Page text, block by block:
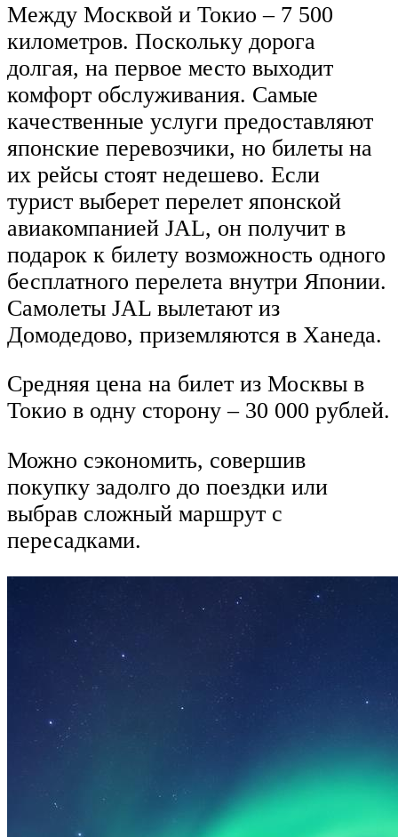
Между Москвой и Токио – 7 500
километров. Поскольку дорога
долгая, на первое место выходит
комфорт обслуживания. Самые
качественные услуги предоставляют
японские перевозчики, но билеты на
их рейсы стоят недешево. Если
турист выберет перелет японской
авиакомпанией JAL, он получит в
подарок к билету возможность одного
бесплатного перелета внутри Японии.
Самолеты JAL вылетают из
Домодедово, приземляются в Ханеда.
Средняя цена на билет из Москвы в
Токио в одну сторону – 30 000 рублей.
Можно сэкономить, совершив
покупку задолго до поездки или
выбрав сложный маршрут с
пересадками.